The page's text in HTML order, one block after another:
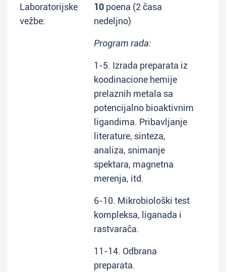
Laboratorijske
vežbe:
10 poena (2 časa
nedeljno)
Program rada:
1-5. Izrada preparata iz
koodinacione hemije
prelaznih metala sa
potencijalno bioaktivnim
ligandima. Pribavljanje
literature, sinteza,
analiza, snimanje
spektara, magnetna
merenja, itd.
6-10. Mikrobiološki test
kompleksa, liganada i
rastvarača.
11-14. Odbrana
preparata.